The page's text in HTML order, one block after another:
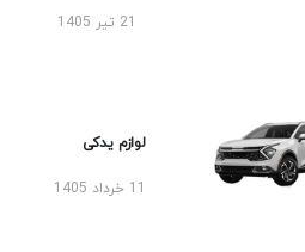
لوازم یدکی